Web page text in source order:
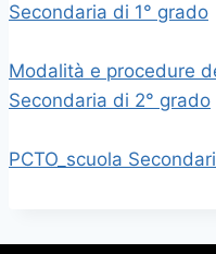
Secondaria di 1° grado
Modalità e procedure
Secondaria di 2° grado
PCTO_scuola